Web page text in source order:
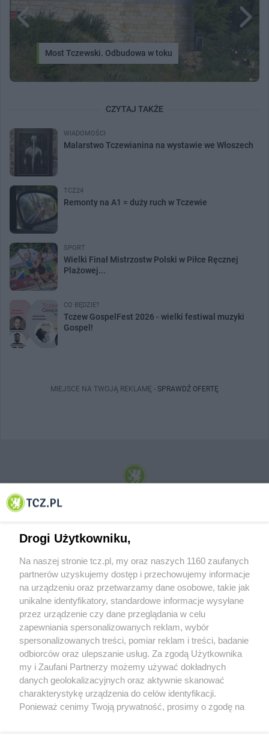
Most Tczewski. Odbudowa w toku
CZYTAJ TAKŻE
WIADOMOŚCI
Malarstwo Tczewianina na wystawie we Włoszech
TCZ24
Remonty na A1 = duży ruch w Tczewie
SPORT
Wielki Finał Mistrzostw Polski w Piłce Ręcznej
Plażowej...
CO BĘDZIE?
Tczew GospelFest 2026 - wielki festiwal muzyki
Gospel!
MIEJSCE NA TWOJĄ REKLAMĘ - SPRAWDŹ OFERTĘ
© 2001-2026 Tczew - TCZ.PL Sp. z o.o. Internetowy Serwis Informacyjny Miasta
O FIRMIE POLITYKA PRYWATNOŚCI HOSTING
REKLAMA WSPÓŁPRACA RSS FACEBOOK KONTAKT
Nasze serwisy
Aktualności
Tcz24
Muzyka i kultura
Archiwum wydarzeń
Drogi Użytkowniku,
Na naszej stronie tcz.pl, my oraz naszych 1160 zaufanych
partnerów uzyskujemy dostęp i przechowujemy informacje
na urządzeniu oraz przetwarzamy dane osobowe, takie jak
unikalne identyfikatory, standardowe informacje wysyłane
przez urządzenie czy dane przeglądania w celu
zapewniania spersonalizowanych reklam, wybór
spersonalizowanych treści, pomiar reklam i treści, badanie
odbiorców oraz ulepszanie usług. Za zgodą Użytkownika
my i Zaufani Partnerzy możemy używać dokładnych
danych geolokalizacyjnych oraz aktywnie skanować
charakterystykę urządzenia do celów identyfikacji.
Ponieważ cenimy Twoją prywatność, prosimy o zgodę na